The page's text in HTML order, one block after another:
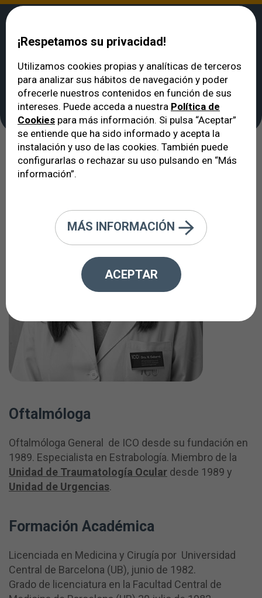
VERTE Oftalmólogo en Barcelona: cuadro médico Dra. Núria Gabarró
Dra. Núria Gabarró
Oftalmóloga
Oftalmóloga General de ICO desde su fundación en
1989. Especialista en Estrabología. Miembro de la
Unidad de Traumatología Ocular desde 1989 y
Unidad de Urgencias.
Formación Académica
Licenciada en Medicina y Cirugía por Universidad
Central de Barcelona (UB), junio de 1982.
Grado de licenciatura en la Facultad Central de
¡Respetamos su privacidad!
Utilizamos cookies propias y analíticas de terceros
para analizar sus hábitos de navegación y poder
ofrecerle nuestros contenidos en función de sus
intereses. Puede acceda a nuestra Política de
Cookies para más información. Si pulsa “Aceptar”
se entiende que ha sido informado y acepta la
instalación y uso de las cookies. También puede
configurarlas o rechazar su uso pulsando en “Más
información”.
MÁS INFORMACIÓN
ACEPTAR